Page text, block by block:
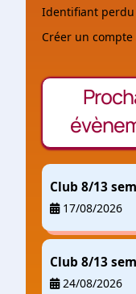
Identifiant perdu
Créer un compte
Club 8/13
17/08/2026
Club 8/13
24/08/2026